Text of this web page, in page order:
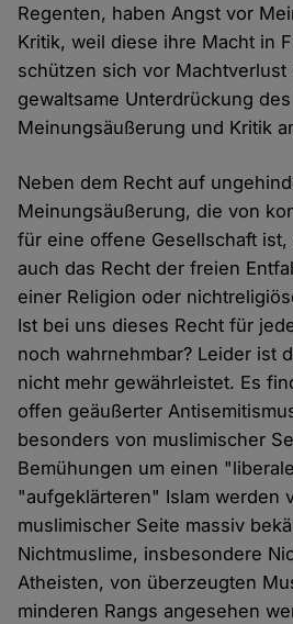
Regenten, haben Angst vor
Kritik, weil diese ihre Macht in
schützen sich vor Machtverlust
gewaltsame Unterdrückung
Meinungsäußerung und Kritik
Neben dem Recht auf
Meinungsäußerung, die von
für eine offene Gesellschaft
auch das Recht der freien
einer Religion oder
Ist bei uns dieses Recht für
noch wahrnehmbar? Leider ist
nicht mehr gewährleistet. Es
offen geäußerter
besonders von muslimischer
Bemühungen um einen
"aufgeklärteren" Islam werden
muslimischer Seite massiv
Nichtmuslime, insbesondere
Atheisten, von überzeugten
minderen Rangs angesehen